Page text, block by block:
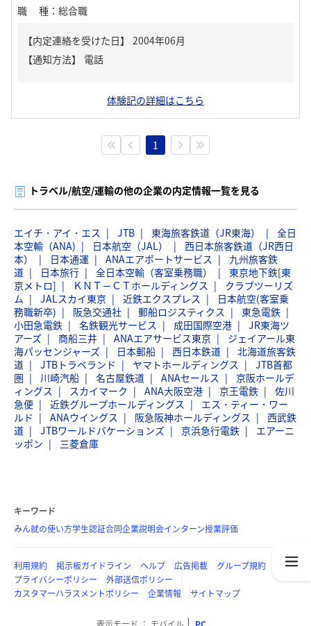
職種 ： 総合職
【内定連絡を受けた日】
2004年06月
【通知方法】
電話
体験記の詳細はこちら
1
トラベル/航空/運輸の他の企業の内定情報一覧を見る
エイチ・アイ・エス JTB 東海旅客鉄道（JR東海）
全日
本空輸（ANA)
日本航空（JAL）
西日本旅客鉄道（JR西日
本）
日本通運 ANAエアポートサービス
九州旅客鉄
道
日本旅行 全日本空輸（客室乗務職）
東京地下鉄[東
京メトロ]
ＫＮＴ－ＣＴホールディングス
クラブツーリズ
ム
JALスカイ東京 近鉄エクスプレス
日本航空(客室乗
務職新卒)
阪急交通社 郵船ロジスティクス
東急電鉄
小田急電鉄
名鉄観光サービス 成田国際空港
JR東海ツ
アーズ
商船三井 ANAエアサービス東京
ジェイアール東
海パッセンジャーズ
日本郵船 西日本鉄道
北海道旅客鉄
道
JTBトラベランド ヤマトホールディングス
JTB首都
圏
川崎汽船 名古屋鉄道 ANAセールス
京阪ホールデ
ィングス
スカイマーク ANA大阪空港 京王電鉄
佐川
急便
近鉄グループホールディングス
エス・ティー・ワー
ルド
ANAウイングス 阪急阪神ホールディングス
西武鉄
道
JTBワールドバケーションズ 京浜急行電鉄
エアーニ
ッポン
三菱倉庫
キーワード
みん就の使い方学生認証合同企業説明会インターン授業評価
利用規約 掲示板ガイドライン ヘルプ 広告掲載
グループ規約
プライバシーポリシー
外部送信ポリシー
カスタマーハラスメントポリシー
企業情報 サイトマップ